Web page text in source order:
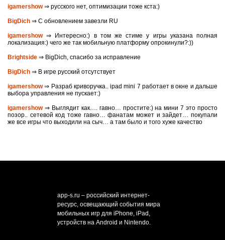
igamershow⇒ русского нет, оптимизации тоже кста:)
BigDich ⇒ С обновлением завезли RU
igamershow⇒ Интересно:) в том же стиме у игры указана полная
локализация:) чего же так мобильную платформу опрокинули?:))
Brightside ⇒ BigDich, спасибо за исправление
BigDich ⇒ В игре русский отсутствует
igamershow⇒ Разраб криворучка.. ipad mini 7 работает в окне и дальше
выбора управления не пускает:)
igamershow⇒ Выглядит как…. гавно… простите:) на мини 7 это просто
позор.. сетевой код тоже гавно… фанатам может и зайдет… покупали
же все игры что выходили на сыч… а там было и того хуже качество
app-s.ru – российский интернет-
ресурс, освещающий события мира
мобильных игр для iPhone, iPad,
устройств на Android и Nintendo.